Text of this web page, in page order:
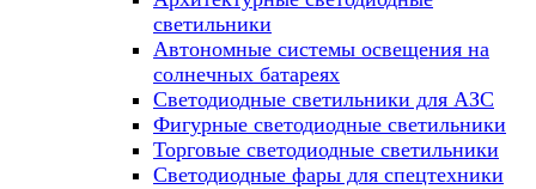
светильники
Автономные системы освещения на
солнечных батареях
Светодиодные светильники для АЗС
Фигурные светодиодные светильники
Торговые светодиодные светильники
Cветодиодные фары для спецтехники